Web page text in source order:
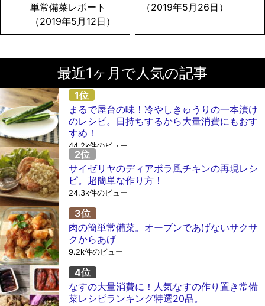
単常備菜レポート
（2019年5月12日）
（2019年5月26日）
最近1ヶ月で人気の記事
まるで屋台の味！冷やしきゅうりの一本漬け
のレシピ。日持ちするから大量消費にもおす
すめ！
44.2k件のビュー
サイゼリヤのディアボラ風チキンの再現レシ
ピ。超簡単な作り方！
24.3k件のビュー
肉の簡単常備菜。オーブンであげないサクサ
クからあげ
9.2k件のビュー
なすの大量消費に！人気なすの作り置き常備
菜レシピランキング特選20品。